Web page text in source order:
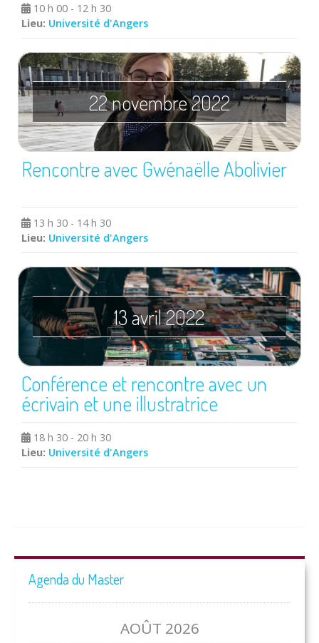
10 h 00 - 12 h 30
Lieu: Université d'Angers
22 novembre 2022
Rencontre avec Gwénaëlle Abolivier
13 h 30 - 14 h 30
Lieu: Université d'Angers
13 avril 2022
Conférence et rencontre avec un
écrivain et une illustratrice
18 h 30 - 20 h 30
Lieu: Université d'Angers
Agenda du Master
AOÛT 2026